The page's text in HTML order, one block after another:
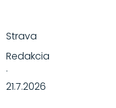
Strava
Redakcia
·
21.7.2026